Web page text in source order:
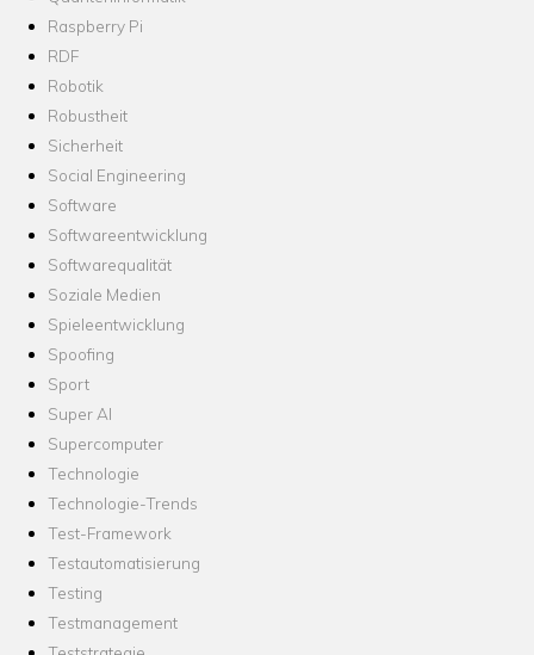
Raspberry Pi
RDF
Robotik
Robustheit
Sicherheit
Social Engineering
Software
Softwareentwicklung
Softwarequalität
Soziale Medien
Spieleentwicklung
Spoofing
Sport
Super AI
Supercomputer
Technologie
Technologie-Trends
Test-Framework
Testautomatisierung
Testing
Testmanagement